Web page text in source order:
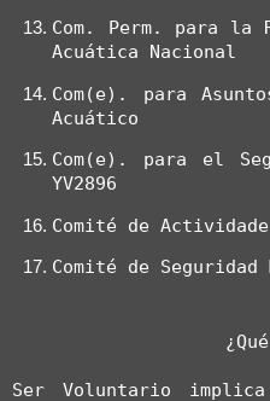
Com. Perm. para la
Acuática Nacional
Com(e). para
Acuático
Com(e). para el
YV2896
Comité de
Comité de Seguridad
Ser Voluntario